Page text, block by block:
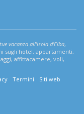
vacanza all'Isola d'Elba,
sugli hotel, appartamenti,
affittacamere, voli,
Termini
Siti web